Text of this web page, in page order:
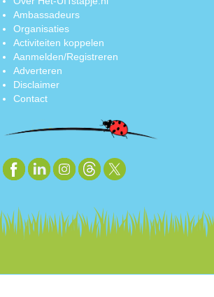
Ambassadeurs
Organisaties
Activiteiten koppelen
Aanmelden/Registreren
Adverteren
Disclaimer
Contact